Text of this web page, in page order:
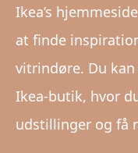
Ikea’s
at finde
vitrindøre. Du
Ikea-butik, hvor
udstillinger og få